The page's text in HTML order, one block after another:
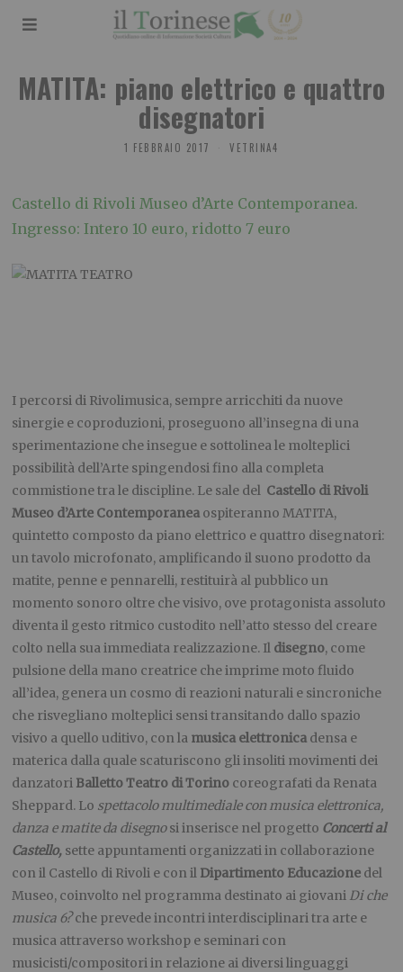
MATITA: piano elettrico e quattro
disegnatori
1 FEBBRAIO 2017 VETRINA4
Castello di Rivoli Museo d’Arte Contemporanea.
Ingresso: Intero 10 euro, ridotto 7 euro
I percorsi di Rivolimusica, sempre arricchiti da nuove
sinergie e coproduzioni, proseguono all’insegna di una
sperimentazione che insegue e sottolinea le molteplici
possibilità dell’Arte spingendosi fino alla completa
commistione tra le discipline. Le sale del Castello di Rivoli
Museo d’Arte Contemporanea ospiteranno MATITA,
quintetto composto da piano elettrico e quattro disegnatori:
un tavolo microfonato, amplificando il suono prodotto da
matite, penne e pennarelli, restituirà al pubblico un
momento sonoro oltre che visivo, ove protagonista assoluto
diventa il gesto ritmico custodito nell’atto stesso del creare
colto nella sua immediata realizzazione. Il disegno, come
pulsione della mano creatrice che imprime moto fluido
all’idea, genera un cosmo di reazioni naturali e sincroniche
che risvegliano molteplici sensi transitando dallo spazio
visivo a quello uditivo, con la musica elettronica densa e
materica dalla quale scaturiscono gli insoliti movimenti dei
danzatori Balletto Teatro di Torino coreografati da Renata
Sheppard. Lo spettacolo multimediale con musica elettronica,
danza e matite da disegnosi inserisce nel progetto Concerti al
Castello, sette appuntamenti organizzati in collaborazione
con il Castello di Rivoli e con il Dipartimento Educazione del
Museo, coinvolto nel programma destinato ai giovani Di che
musica 6?che prevede incontri interdisciplinari tra arte e
musica attraverso workshop e seminari con
musicisti/compositori in relazione ai diversi linguaggi